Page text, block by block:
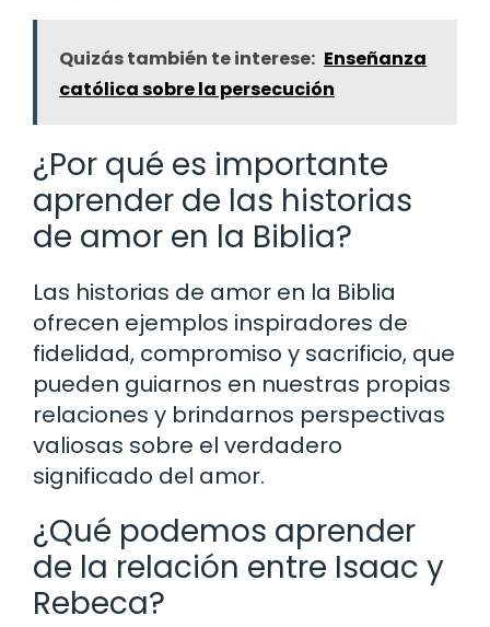
Quizás también te interese: Enseñanza
católica sobre la persecución
¿Por qué es importante
aprender de las historias
de amor en la Biblia?
Las historias de amor en la Biblia
ofrecen ejemplos inspiradores de
fidelidad, compromiso y sacrificio, que
pueden guiarnos en nuestras propias
relaciones y brindarnos perspectivas
valiosas sobre el verdadero
significado del amor.
¿Qué podemos aprender
de la relación entre Isaac y
Rebeca?